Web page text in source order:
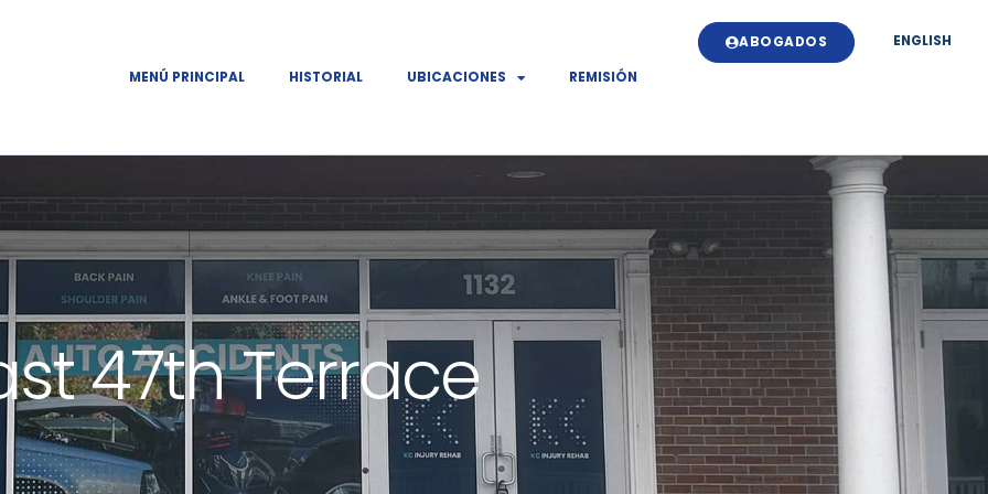
MENÚ PRINCIPAL HISTORIAL UBICACIONES REMISIÓN
ABOGADOS ENGLISH
47th Terrace